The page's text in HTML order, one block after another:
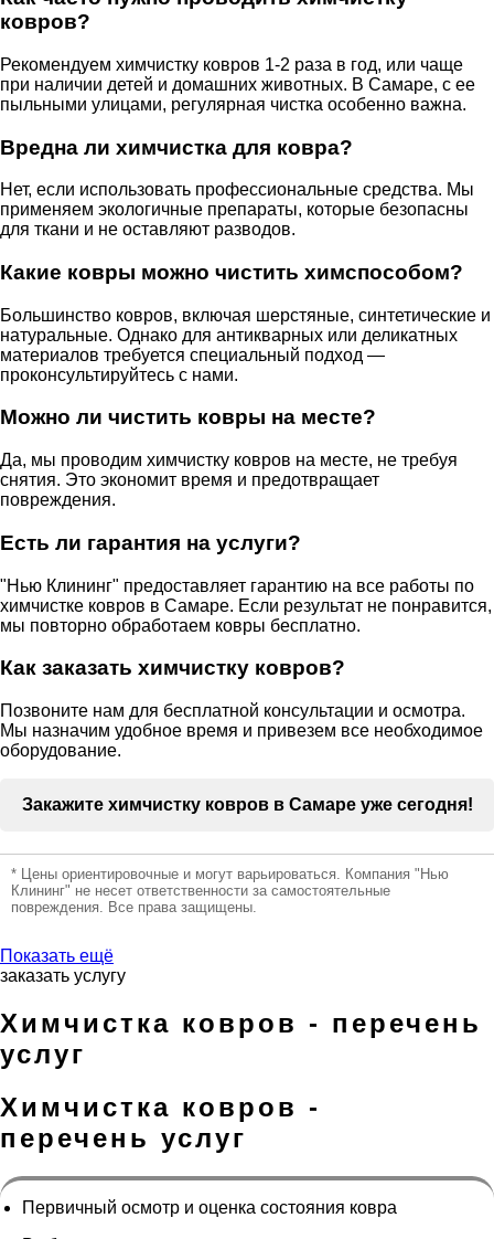
ковров?
Рекомендуем химчистку ковров 1-2 раза в год, или чаще
при наличии детей и домашних животных. В Самаре, с ее
пыльными улицами, регулярная чистка особенно важна.
Вредна ли химчистка для ковра?
Нет, если использовать профессиональные средства. Мы
применяем экологичные препараты, которые безопасны
для ткани и не оставляют разводов.
Какие ковры можно чистить химспособом?
Большинство ковров, включая шерстяные, синтетические и
натуральные. Однако для антикварных или деликатных
материалов требуется специальный подход —
проконсультируйтесь с нами.
Можно ли чистить ковры на месте?
Да, мы проводим химчистку ковров на месте, не требуя
снятия. Это экономит время и предотвращает
повреждения.
Есть ли гарантия на услуги?
"Нью Клининг" предоставляет гарантию на все работы по
химчистке ковров в Самаре. Если результат не понравится,
мы повторно обработаем ковры бесплатно.
Как заказать химчистку ковров?
Позвоните нам для бесплатной консультации и осмотра.
Мы назначим удобное время и привезем все необходимое
оборудование.
Закажите химчистку ковров в Самаре уже сегодня!
* Цены ориентировочные и могут варьироваться. Компания "Нью
Клининг" не несет ответственности за самостоятельные
повреждения. Все права защищены.
Показать ещё
заказать услугу
Химчистка ковров - перечень
услуг
Химчистка ковров -
перечень услуг
Первичный осмотр и оценка состояния ковра